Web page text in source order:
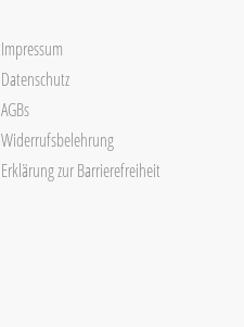
Impressum
Datenschutz
AGBs
Widerrufsbelehrung
Erklärung zur Barrierefreiheit